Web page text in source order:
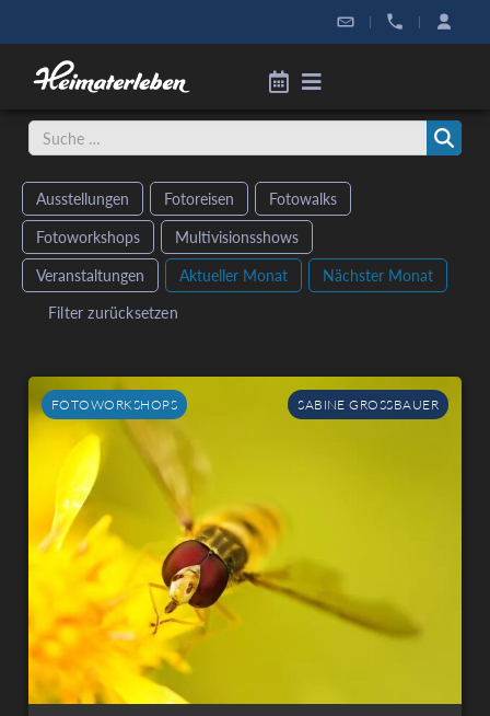
| |
Ausstellungen Fotoreisen
Fotowalks
Fotoworkshops
Multivisionsshows
Veranstaltungen
Aktueller Monat
Nächster Monat
Filter zurücksetzen
FOTOWORKSHOPS SABINE GROSSBAUER